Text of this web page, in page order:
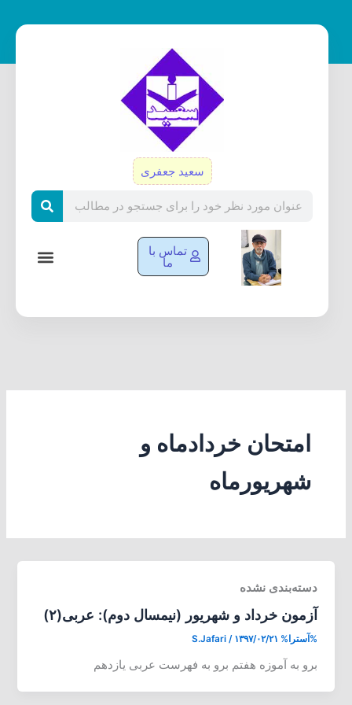
سعید جعفری
تماس با
ما
امتحان خردادماه و
شهریورماه
دسته‌بندی نشده
آزمون خرداد و شهریور (نیمسال دوم): عربی(۲)
%آسترا% S.Jafari / ۱۳۹۷/۰۲/۲۱
برو به آموزه هفتم برو به فهرست عربی یازدهم